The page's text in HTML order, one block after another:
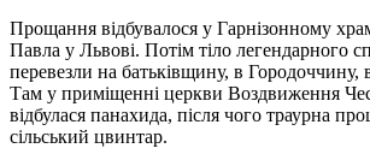
Прощання відбувалося у Гарнізонному
Павла у Львові. Потім тіло легендарного
перевезли на батьківщину, в Городоччину,
Там у приміщенні церкви Воздвиження
відбулася панахида, після чого траурна
сільський цвинтар.